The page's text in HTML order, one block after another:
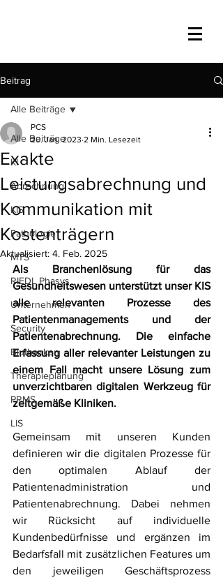
Beitrag
Alle Beiträge
KI
Abrechnung
KIS
Pathologie
MTS
RIEDL Phasys
Unternehmen
Security
Blutbanken
Therapieplanung
PRMS
LIS
Alle Beiträge
Exakte
Leistungsabrechnung und
Kommunikation mit
Kostenträgern
PCS
20. Jan. 2023 2 Min. Lesezeit
Aktualisiert: 4. Feb. 2025
Als Branchenlösung für das
Gesundheitswesen unterstützt unser KIS
alle relevanten Prozesse des
Patientenmanagements und der
Patientenabrechnung. Die einfache
Erfassung aller relevanter Leistungen zu
einem Fall macht unsere Lösung zum
unverzichtbaren digitalen Werkzeug für
zeitgemäße Kliniken.
Gemeinsam mit unseren Kunden
definieren wir die digitalen Prozesse für
den optimalen Ablauf der
Patientenadministration und
Patientenabrechnung. Dabei nehmen
wir Rücksicht auf individuelle
Kundenbedürfnisse und ergänzen im
Bedarfsfall mit zusätzlichen Features um
den jeweiligen Geschäftsprozess